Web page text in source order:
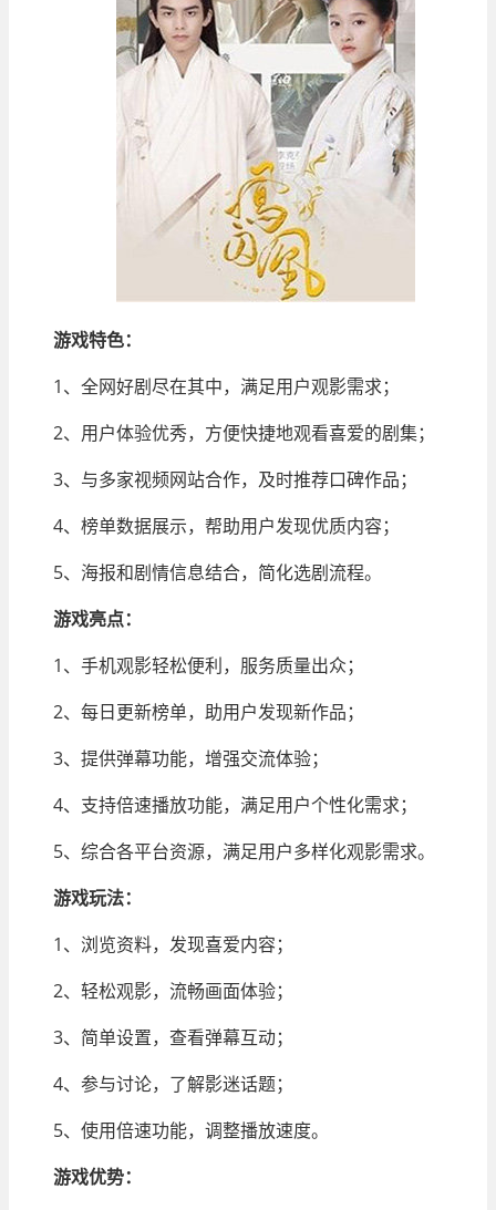
游戏特色：
1、全网好剧尽在其中，满足用户观影需求；
2、用户体验优秀，方便快捷地观看喜爱的剧集；
3、与多家视频网站合作，及时推荐口碑作品；
4、榜单数据展示，帮助用户发现优质内容；
5、海报和剧情信息结合，简化选剧流程。
游戏亮点：
1、手机观影轻松便利，服务质量出众；
2、每日更新榜单，助用户发现新作品；
3、提供弹幕功能，增强交流体验；
4、支持倍速播放功能，满足用户个性化需求；
5、综合各平台资源，满足用户多样化观影需求。
游戏玩法：
1、浏览资料，发现喜爱内容；
2、轻松观影，流畅画面体验；
3、简单设置，查看弹幕互动；
4、参与讨论，了解影迷话题；
5、使用倍速功能，调整播放速度。
游戏优势：